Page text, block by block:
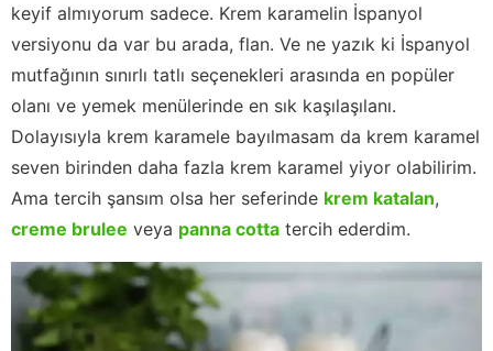
keyif almıyorum sadece. Krem karamelin İspanyol
versiyonu da var bu arada, flan. Ve ne yazık ki İspanyol
mutfağının sınırlı tatlı seçenekleri arasında en popüler
olanı ve yemek menülerinde en sık kaşılaşılanı.
Dolayısıyla krem karamele bayılmasam da krem karamel
seven birinden daha fazla krem karamel yiyor olabilirim.
Ama tercih şansım olsa her seferinde krem katalan,
creme brulee veya panna cotta tercih ederdim.